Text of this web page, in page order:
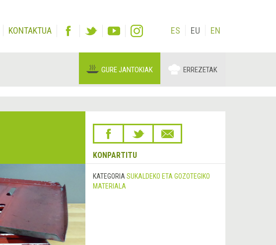
KONTAKTUA ES EU EN
GURE JANTOKIAK ERREZETAK
KONPARTITU
KATEGORIA SUKALDEKO ETA GOZOTEGIKO
MATERIALA